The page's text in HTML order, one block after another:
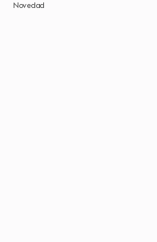
Novedad